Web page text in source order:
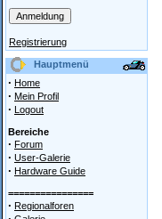
Registrierung
Hauptmenü
· Home
· Mein Profil
· Logout
Bereiche
· Forum
· User-Galerie
· Hardware Guide
================
· Regionalforen